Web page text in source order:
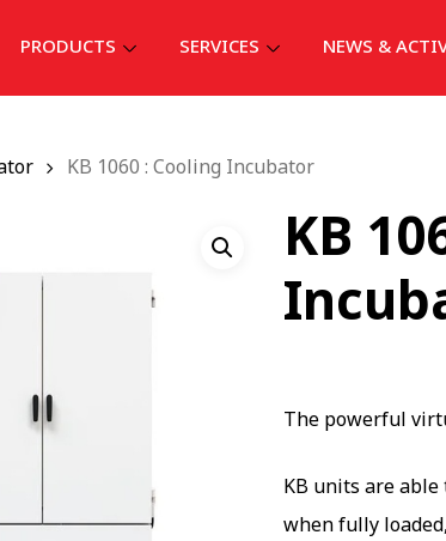
PRODUCTS SERVICES NEWS &
KB 1060 : Cooling Incubator
KB
The powerful
KB units are
when fully